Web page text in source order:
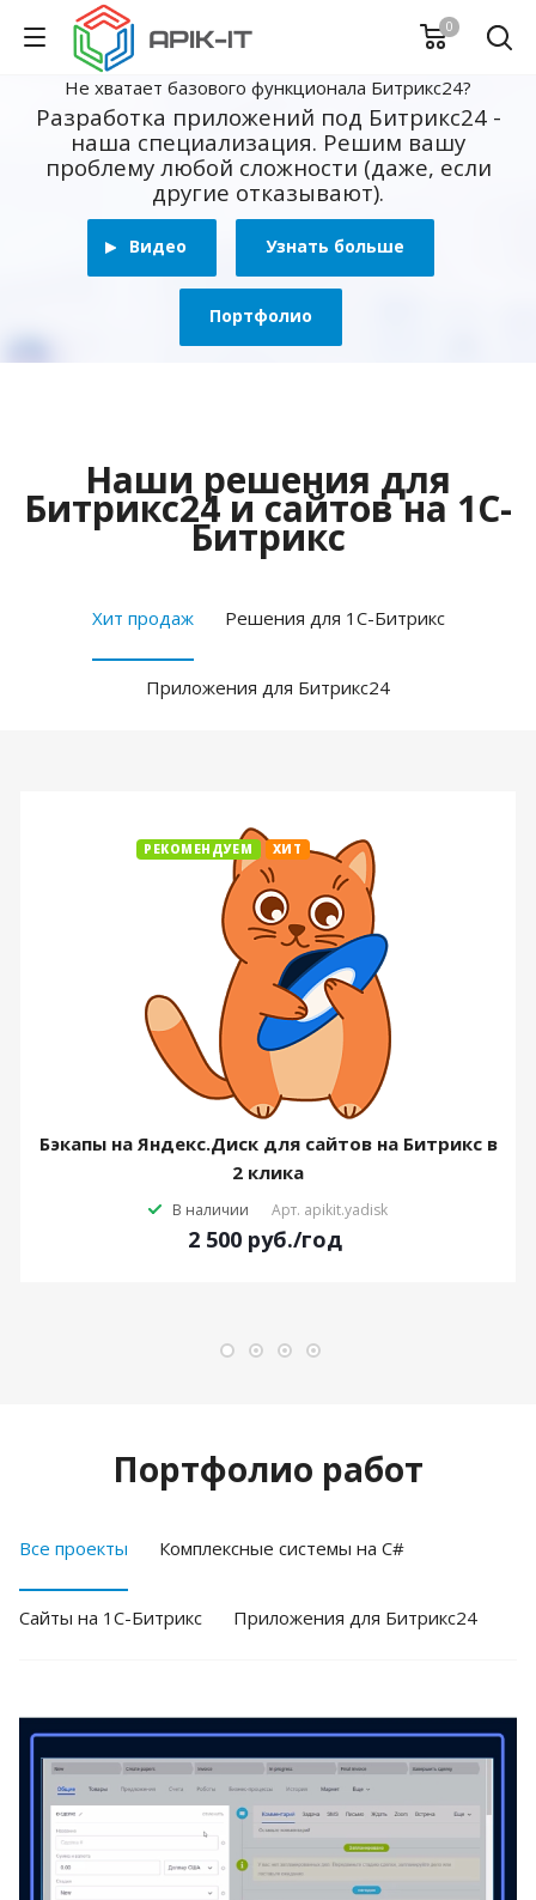
0
Не хватает базового функционала Битрикс24?
Разработка приложений под Битрикс24 -
наша специализация. Решим вашу
проблему любой сложности (даже, если
другие отказывают).
Видео Узнать больше
Портфолио
Наши решения для
Битрикс24 и сайтов на 1С-
Битрикс
Хит продаж Решения для 1С-Битрикс
Приложения для Битрикс24
РЕКОМЕНДУЕМ ХИТ
Бэкапы на Яндекс.Диск для сайтов на Битрикс в
2 клика
В наличии Арт. apikit.yadisk
2 500 руб./год
Портфолио работ
Все проекты Комплексные системы на C#
Cайты на 1С-Битрикс Приложения для Битрикс24
Смотреть проект